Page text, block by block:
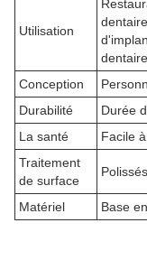
Utilisation
Conception
Durabilité
Durée
La santé
Facile
Traitement
de surface
Polissés
Matériel Base